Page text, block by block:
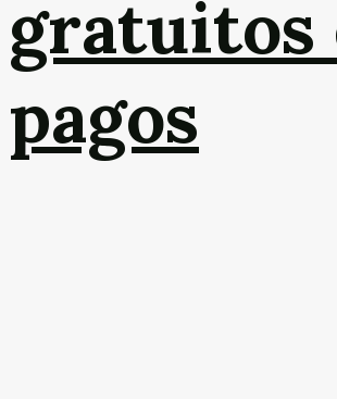
gratuitos
pagos